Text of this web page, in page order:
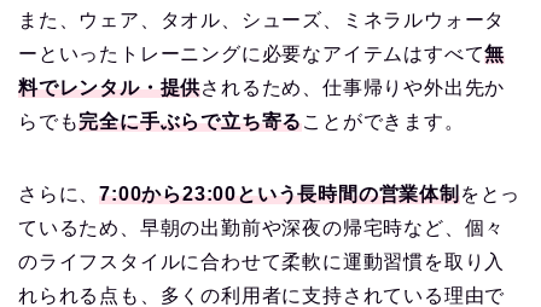
また、ウェア、タオル、シューズ、ミネラルウォータ
ーといったトレーニングに必要なアイテムはすべて無
料でレンタル・提供されるため、仕事帰りや外出先か
らでも完全に手ぶらで立ち寄ることができます。
さらに、7:00から23:00という長時間の営業体制をとっ
ているため、早朝の出勤前や深夜の帰宅時など、個々
のライフスタイルに合わせて柔軟に運動習慣を取り入
れられる点も、多くの利用者に支持されている理由で